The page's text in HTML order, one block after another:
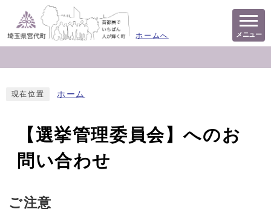
ホームへ メニュー
現在位置 ホーム
【選挙管理委員会】へのお
問い合わせ
ご注意